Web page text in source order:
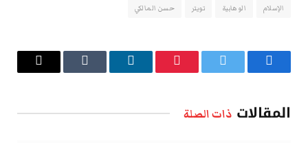
الإسلام الوهابية تويتر حسن المالكي
فيسبوك تويتر بينتيريستلينكدإن Tumblr
البريد
المقالات ذات الصلة